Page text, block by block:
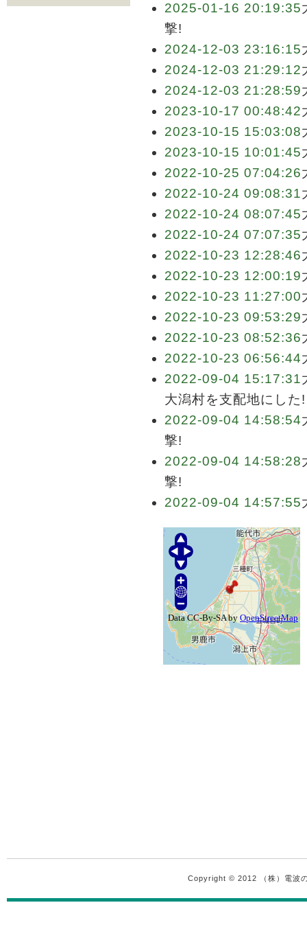
2025-01-16 20:19:35
撃!
2024-12-03 23:16:15
2024-12-03 21:29:12
2024-12-03 21:28:59
2023-10-17 00:48:42
2023-10-15 15:03:08
2023-10-15 10:01:45
2022-10-25 07:04:26
2022-10-24 09:08:31
2022-10-24 08:07:45
2022-10-24 07:07:35
2022-10-23 12:28:46
2022-10-23 12:00:19
2022-10-23 11:27:00
2022-10-23 09:53:29
2022-10-23 08:52:36
2022-10-23 06:56:44
2022-09-04 15:17:31
大潟村を支配地にした!
2022-09-04 14:58:54
撃!
2022-09-04 14:58:28
撃!
2022-09-04 14:57:55
Copyright © 2012 （株）電波